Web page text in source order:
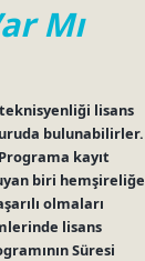
Mı
lisans
bulunabilirler.
kayıt
biri hemşireliğe
olmaları
lisans
Süresi